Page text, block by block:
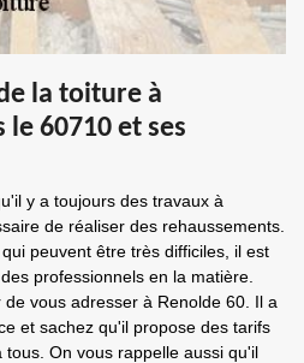
la toiture à
60710 et ses
y a toujours des travaux à
de réaliser des rehaussements.
peuvent être très difficiles, il est
professionnels en la matière.
vous adresser à Renolde 60. Il a
et sachez qu'il propose des tarifs
On vous rappelle aussi qu'il